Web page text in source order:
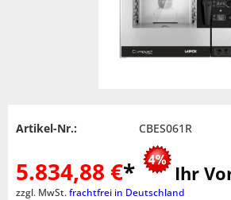
Artikel-Nr.: CBES061R
5.834,88 €* Ihr
zzgl. MwSt.frachtfrei in Deutschland